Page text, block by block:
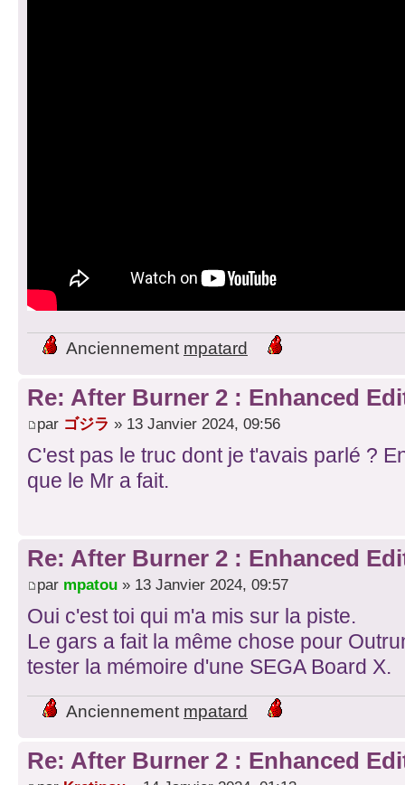
Anciennement mpatard
Re: After Burner 2 : Enhanced
par ゴジラ » 13 Janvier 2024, 09:56
C'est pas le truc dont je t'avais parlé ?
que le Mr a fait.
Re: After Burner 2 : Enhanced
par mpatou » 13 Janvier 2024, 09:57
Oui c'est toi qui m'a mis sur la piste.
Le gars a fait la même chose pour
tester la mémoire d'une SEGA Board X.
Anciennement mpatard
Re: After Burner 2 : Enhanced